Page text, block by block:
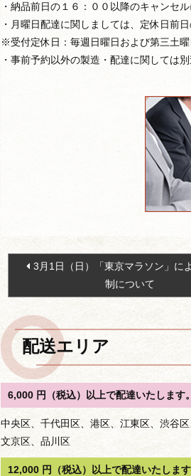
・納品前日の１６：００以降のキャンセ
・月曜日配達に関しましては、定休日前
※受付定休日：毎週日曜日および第三土曜
・事前予約以外の製造・配達に関しては
投
ナ
ビ
ゲ
ー
シ
ョ
ン
3月1日（日）「東京マラソン」に
制について
配送エリア
6,000 円（税込）以上で配達いたします。
中央区、千代田区、港区、江東区、渋谷区
文京区、品川区
12,000 円（税込）以上で配達いたします
お知